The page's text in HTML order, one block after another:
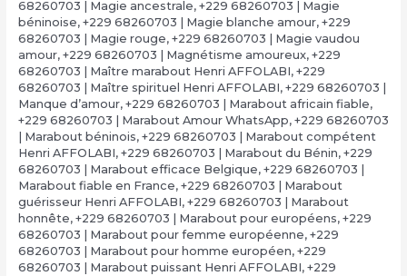
68260703 | Magie ancestrale, +229 68260703 | Magie
béninoise, +229 68260703 | Magie blanche amour, +229
68260703 | Magie rouge, +229 68260703 | Magie vaudou
amour, +229 68260703 | Magnétisme amoureux, +229
68260703 | Maître marabout Henri AFFOLABI, +229
68260703 | Maître spirituel Henri AFFOLABI, +229 68260703 |
Manque d’amour, +229 68260703 | Marabout africain fiable,
+229 68260703 | Marabout Amour WhatsApp, +229 68260703
| Marabout béninois, +229 68260703 | Marabout compétent
Henri AFFOLABI, +229 68260703 | Marabout du Bénin, +229
68260703 | Marabout efficace Belgique, +229 68260703 |
Marabout fiable en France, +229 68260703 | Marabout
guérisseur Henri AFFOLABI, +229 68260703 | Marabout
honnête, +229 68260703 | Marabout pour européens, +229
68260703 | Marabout pour femme européenne, +229
68260703 | Marabout pour homme européen, +229
68260703 | Marabout puissant Henri AFFOLABI, +229